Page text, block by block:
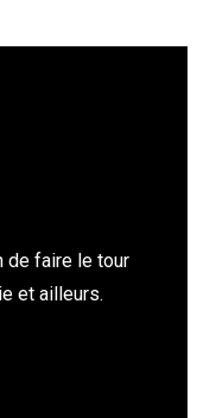
de faire le tour
et ailleurs.